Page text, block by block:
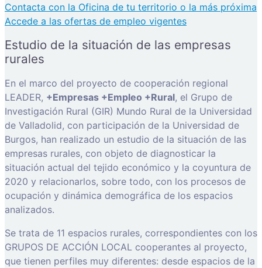
Contacta con la Oficina de tu territorio o la más próxima
Accede a las ofertas de empleo vigentes
Estudio de la situación de las empresas
rurales
En el marco del proyecto de cooperación regional
LEADER, +Empresas +Empleo +Rural, el Grupo de
Investigación Rural (GIR) Mundo Rural de la Universidad
de Valladolid, con participación de la Universidad de
Burgos, han realizado un estudio de la situación de las
empresas rurales, con objeto de diagnosticar la
situación actual del tejido económico y la coyuntura de
2020 y relacionarlos, sobre todo, con los procesos de
ocupación y dinámica demográfica de los espacios
analizados.
Se trata de 11 espacios rurales, correspondientes con los
GRUPOS DE ACCIÓN LOCAL cooperantes al proyecto,
que tienen perfiles muy diferentes: desde espacios de la